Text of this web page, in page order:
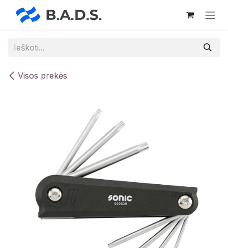
Skip to Content
Visos prekės